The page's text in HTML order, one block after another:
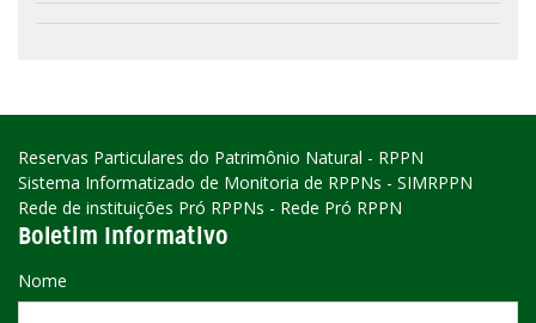
Reservas Particulares do Patrimônio Natural - RPPN
Sistema Informatizado de Monitoria de RPPNs - SIMRPPN
Rede de instituições Pró RPPNs - Rede Pró RPPN
Boletim Informativo
Nome